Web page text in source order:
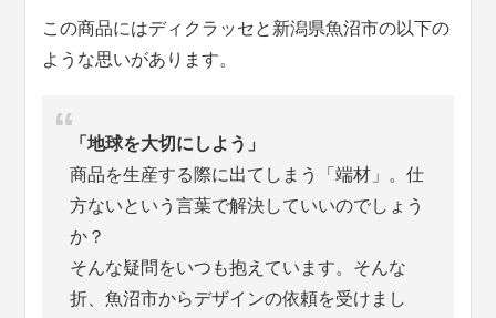
この商品にはディクラッセと新潟県魚沼市の以下の
ような思いがあります。
「地球を大切にしよう」
商品を生産する際に出てしまう「端材」。仕
方ないという言葉で解決していいのでしょう
か？
そんな疑問をいつも抱えています。そんな
折、魚沼市からデザインの依頼を受けまし